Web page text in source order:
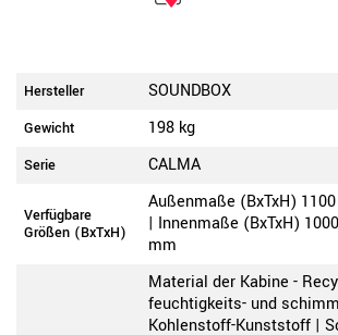
Hersteller SOUNDBOX
Gewicht 198 kg
Serie CALMA
Verfügbare
Größen (BxTxH)
Außenmaße (BxTxH)
| Innenmaße (BxTxH)
mm
Material der Kabine -
feuchtigkeits- und
Kohlenstoff-Kunststoff |